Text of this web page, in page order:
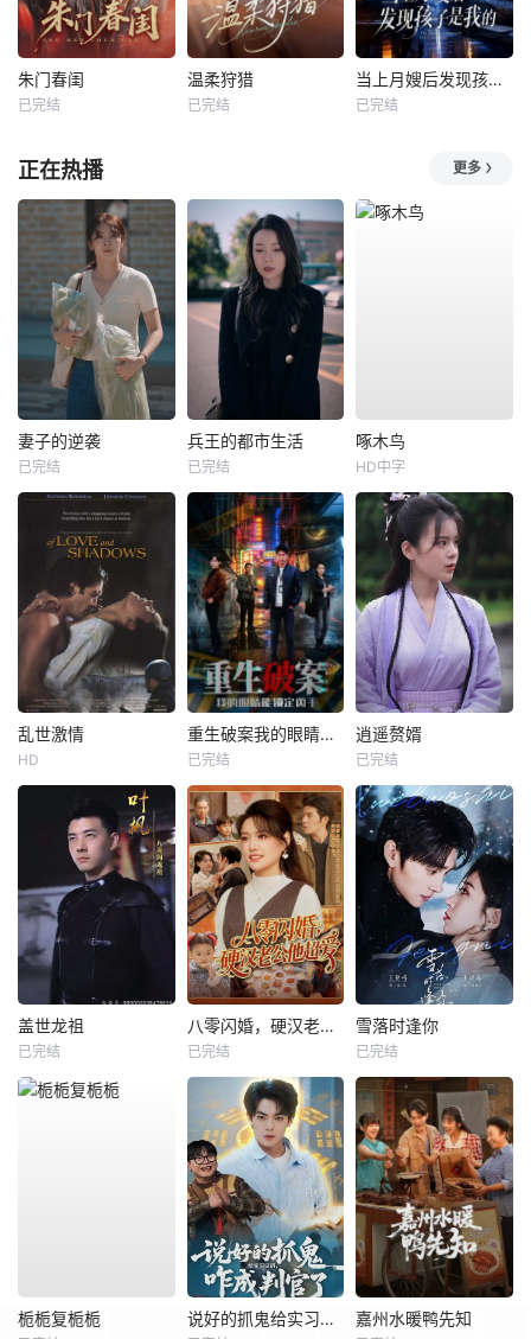
朱门春闺
已完结
温柔狩猎
已完结
当上月嫂后发现孩子是我的
已完结
正在热播 更多
妻子的逆袭
已完结
兵王的都市生活
已完结
啄木鸟
HD中字
乱世激情
HD
重生破案我的眼睛能锁定凶手
已完结
逍遥赘婿
已完结
盖世龙祖
已完结
八零闪婚，硬汉老公他超爱
已完结
雪落时逢你
已完结
栀栀复栀栀 说好的抓鬼给实习证明，咋成判官了 嘉州水暖鸭先知